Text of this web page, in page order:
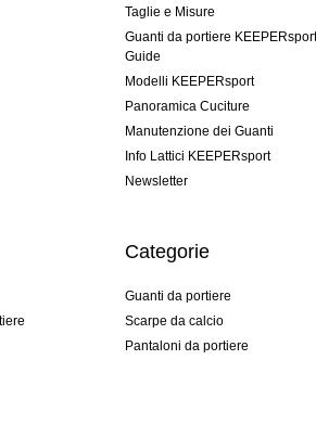
Taglie e Misure
Guanti da portiere
Guide
Modelli KEEPERsport
Panoramica Cuciture
Manutenzione dei Guanti
Info Lattici KEEPERsport
Newsletter
Categorie
Guanti da portiere
Scarpe da calcio
Pantaloni da portiere